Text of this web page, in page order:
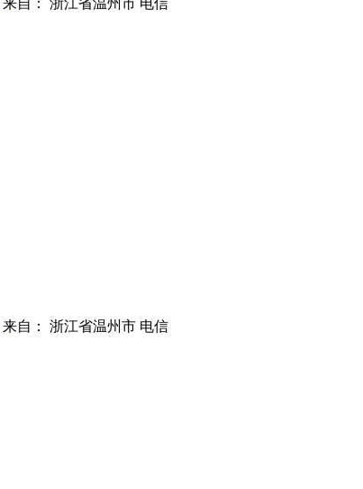
来自： 浙江省温州市 电信
来自： 浙江省温州市 电信